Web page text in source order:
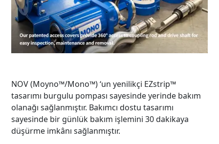
NOV (Moyno™/Mono™) ‘un yenilikçi EZstrip™
tasarımı burgulu pompası sayesinde yerinde bakım
olanağı sağlanmıştır. Bakımcı dostu tasarımı
sayesinde bir günlük bakım işlemini 30 dakikaya
düşürme imkânı sağlanmıştır.